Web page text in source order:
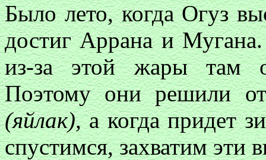
Было лето, когда Огуз
достиг Аррана и
из-за этой жары там
Поэтому они решили
(яйлак),а когда придет
спустимся, захватим эти